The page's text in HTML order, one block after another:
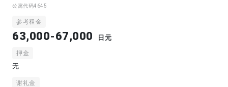
公寓代码4645
参考租金
63,000-67,000 日元
押金
无
谢礼金